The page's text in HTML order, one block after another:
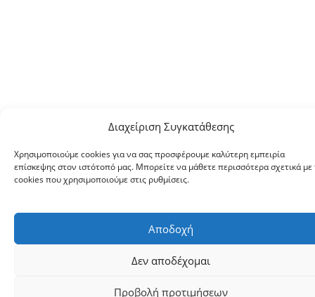
Διαχείριση Συγκατάθεσης
Χρησιμοποιούμε cookies για να σας προσφέρουμε καλύτερη εμπειρία
επίσκεψης στον ιστότοπό μας. Μπορείτε να μάθετε περισσότερα σχετικά με
cookies που χρησιμοποιούμε στις ρυθμίσεις.
Αποδοχή
Δεν αποδέχομαι
Προβολή προτιμήσεων